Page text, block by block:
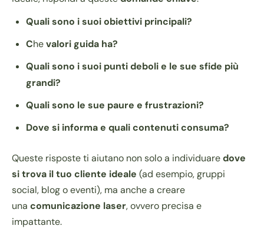
Quali sono i suoi obiettivi principali?
Chevalori guida ha?
Quali sono i suoi punti deboli e le sue sfide più
grandi?
Quali sono le sue paure e frustrazioni?
Dove si informa e quali contenuti consuma?
Queste risposte ti aiutano non solo a individuaredove
si trova il tuo cliente ideale (ad esempio, gruppi
social, blog o eventi), ma anche a creare
una comunicazione laser, ovvero precisa e
impattante.